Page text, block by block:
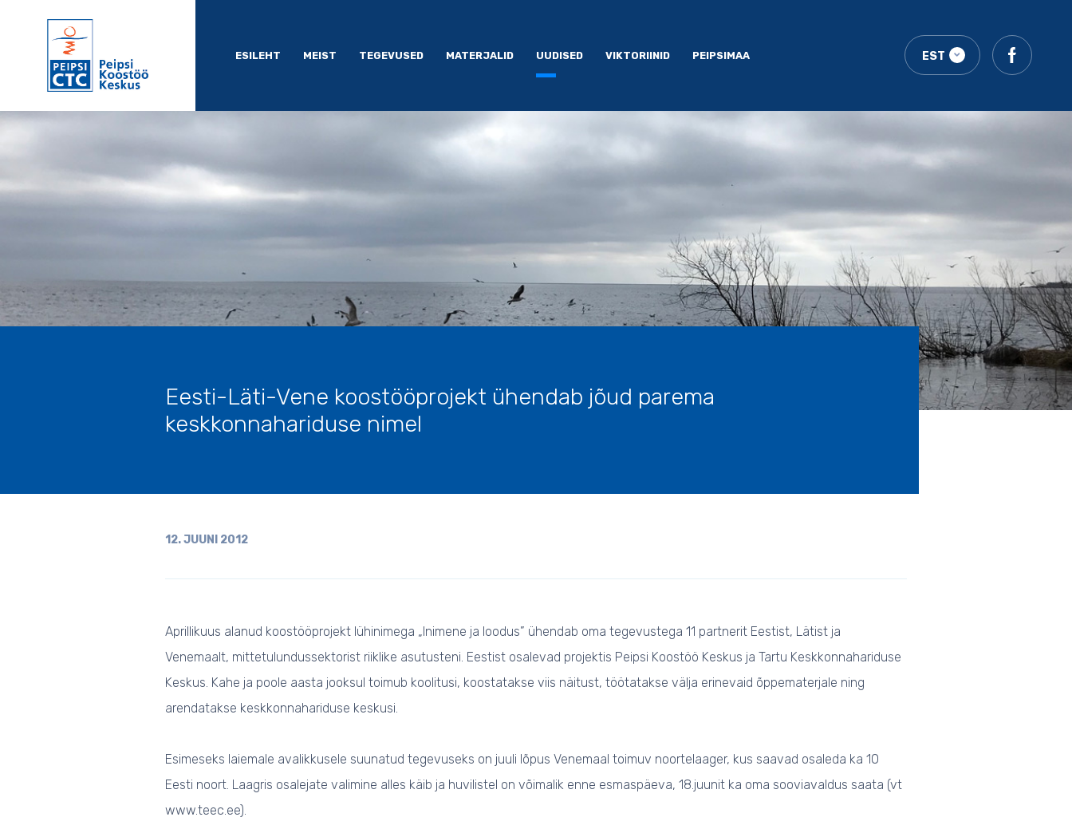
ESILEHT MEIST TEGEVUSED MATERJALID UUDISED VIKTORIINID PEIPSIMAA EST
Eesti-Läti-Vene koostööprojekt ühendab jõud parema
keskkonnahariduse nimel
12. JUUNI 2012
Aprillikuus alanud koostööprojekt lühinimega „Inimene ja loodus” ühendab oma tegevustega 11 partnerit Eestist, Lätist ja
Venemaalt, mittetulundussektorist riiklike asutusteni. Eestist osalevad projektis Peipsi Koostöö Keskus ja Tartu Keskkonnahariduse
Keskus. Kahe ja poole aasta jooksul toimub koolitusi, koostatakse viis näitust, töötatakse välja erinevaid õppematerjale ning
arendatakse keskkonnahariduse keskusi.
Esimeseks laiemale avalikkusele suunatud tegevuseks on juuli lõpus Venemaal toimuv noortelaager, kus saavad osaleda ka 10
Eesti noort. Laagris osalejate valimine alles käib ja huvilistel on võimalik enne esmaspäeva, 18.juunit ka oma sooviavaldus saata (vt
www.teec.ee).